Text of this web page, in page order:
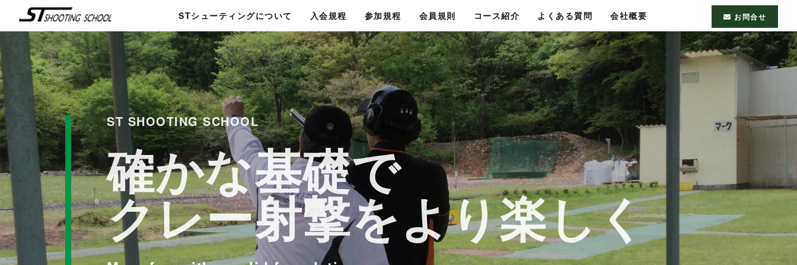
STシューティングについて 入会規程 参加規程 会員規則 コース紹介 よくある質問 会社概要 お問合せ
確かな基礎で
クレー射撃をより楽しく
ST SHOOTING SCHOOL
確かな基礎で
クレー射撃をより楽しく